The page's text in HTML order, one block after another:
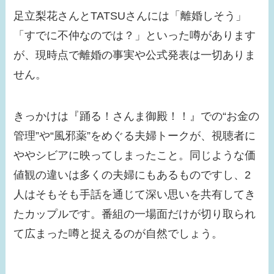
【画像】小芝風花はド
ラマ共演者と似てる！
べらぼうでの問題シー
那との馴れ初めは？す
っぴんがかわいすぎ
る！
婚相手はだれ？歴代彼
氏は？恋愛観も確認！
足立梨花さんとTATSUさんには「離婚しそう」
「すでに不仲なのでは？」といった噂があります
が、現時点で離婚の事実や公式発表は一切ありま
せん。
きっかけは『踊る！さんま御殿！！』での“お金の
管理”や“風邪薬”をめぐる夫婦トークが、視聴者に
ややシビアに映ってしまったこと。同じような価
値観の違いは多くの夫婦にもあるものですし、2
人はそもそも手話を通じて深い思いを共有してき
たカップルです。番組の一場面だけが切り取られ
て広まった噂と捉えるのが自然でしょう。